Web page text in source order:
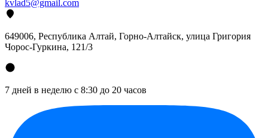
kvlad5@gmail.com
649006, Республика Алтай, Горно-Алтайск, улица Григория
Чорос-Гуркина, 121/3
7 дней в неделю с 8:30 до 20 часов